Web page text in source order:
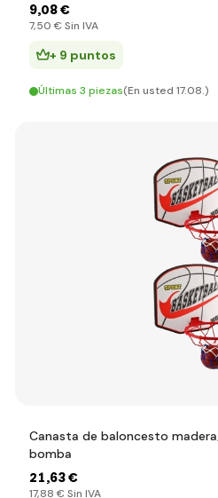
9,08 €
7,50 € Sin IVA
+ 9 puntos
Últimas 3 piezas(En usted 17.08.)
Canasta de baloncesto
bomba
21,63 €
17,88 € Sin IVA